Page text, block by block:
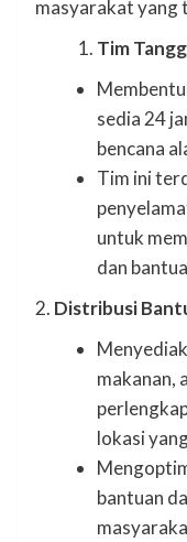
masyarakat yang
Tim
sedia 24
bencana
Tim ini
untuk
dan
2. Distribusi
makanan,
lokasi
bantuan